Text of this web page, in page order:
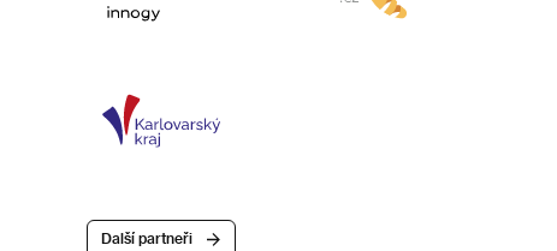
Další partneři